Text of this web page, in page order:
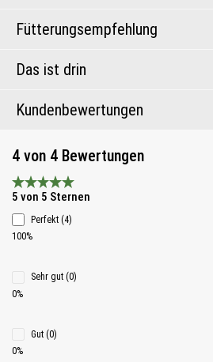
Fütterungsempfehlung
Das ist drin
Kundenbewertungen
4 von 4 Bewertungen
Durchschnittliche Bewertung 5 von 5 Sternen
5 von 5 Sternen
Perfekt (4)
100%
Sehr gut (0)
0%
Gut (0)
0%